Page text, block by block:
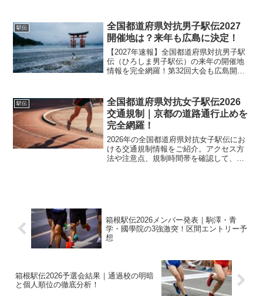
予想時刻を徹底解説します。
駅伝
全国都道府県対抗男子駅伝2027
開催地は？来年も広島に決定！
【2027年速報】全国都道府県対抗男子駅
伝（ひろしま男子駅伝）の来年の開催地
情報を完全網羅！第32回大会も広島開催
戦やテレビ応援に役立つガイド決定版。
駅伝
全国都道府県対抗女子駅伝2026
交通規制｜京都の道路通行止めを
完全網羅！
2026年の全国都道府県対抗女子駅伝にお
ける交通規制情報をご紹介。アクセス方
法や注意点、規制時間帯を確認して、安
箱根駅伝2026メンバー発表｜駒澤・青
学・國學院の3強激突！区間エントリー予
想
箱根駅伝2026予選会結果｜通過校の明暗
と個人順位の徹底分析！